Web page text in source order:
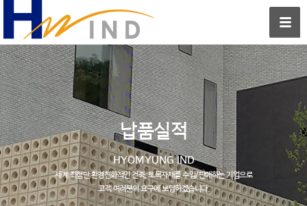
납품실적
HYOMYUNG IND
세계 최첨단 환경친화적인 건축, 토목자재를 수입/판매하는 기업으로
고객 여러분의 요구에 보답하겠습니다.